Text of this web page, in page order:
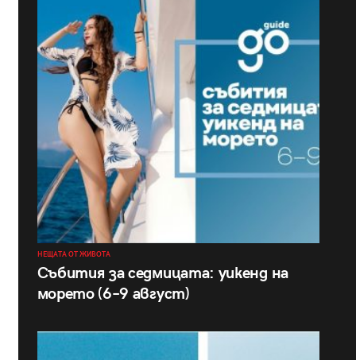
НЕЩАТА ОТ ЖИВОТА
Събития за седмицата: уикенд на
морето (6–9 август)